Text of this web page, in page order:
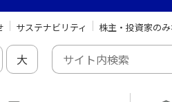
サステナビリティ 株主・投資家の
大